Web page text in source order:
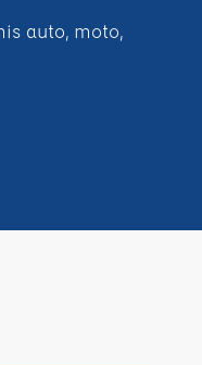
auto, moto,